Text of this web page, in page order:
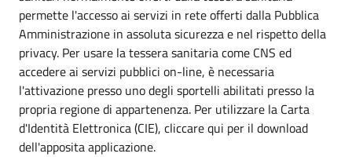
permette l'accesso ai servizi in rete offerti dalla Pubblica
Amministrazione in assoluta sicurezza e nel rispetto della
privacy. Per usare la tessera sanitaria come CNS ed
accedere ai servizi pubblici on-line, è necessaria
l'attivazione presso uno degli sportelli abilitati presso la
propria regione di appartenenza. Per utilizzare la Carta
d'Identità Elettronica (CIE), cliccare qui per il download
dell'apposita applicazione.